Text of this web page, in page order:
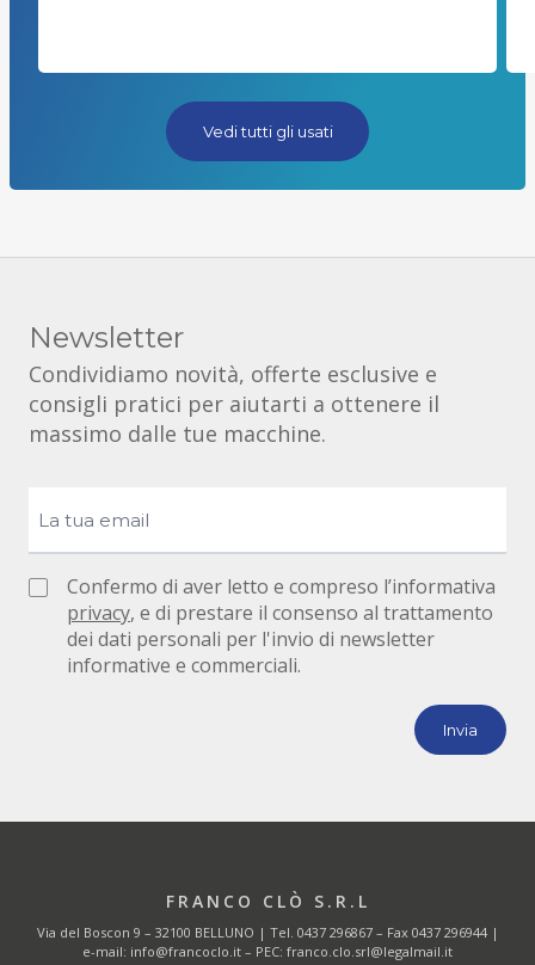
Vedi tutti gli usati
Newsletter
Condividiamo novità, offerte esclusive e
consigli pratici per aiutarti a ottenere il
massimo dalle tue macchine.
Confermo di aver letto e compreso l’informativa
privacy, e di prestare il consenso al trattamento
dei dati personali per l'invio di newsletter
informative e commerciali.
FRANCO CLÒ S.R.L
Via del Boscon 9 – 32100 BELLUNO | Tel. 0437 296867– Fax 0437 296944 |
e-mail: info@francoclo.it – PEC: franco.clo.srl@legalmail.it